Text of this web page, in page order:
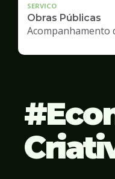
SERVICO
Obras Públicas
Acompanhamento